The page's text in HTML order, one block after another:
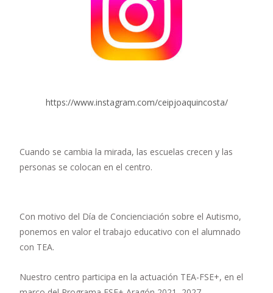
https://www.instagram.com/ceipjoaquincosta/
Cuando se cambia la mirada, las escuelas crecen y las
personas se colocan en el centro.
Con motivo del Día de Concienciación sobre el Autismo,
ponemos en valor el trabajo educativo con el alumnado
con TEA.
Nuestro centro participa en la actuación TEA-FSE+, en el